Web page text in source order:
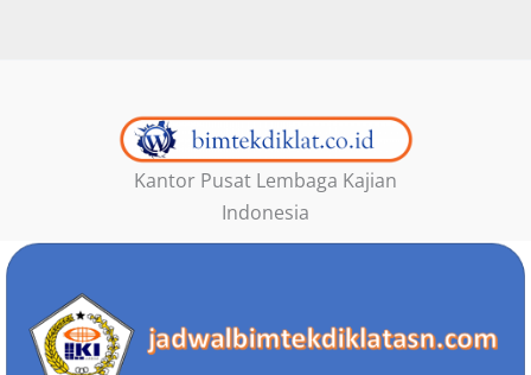
Kantor Pusat Lembaga Kajian
Indonesia